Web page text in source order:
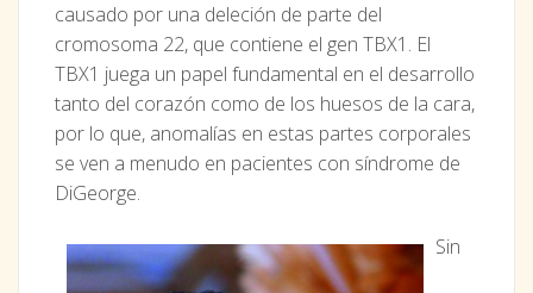
causado por una deleción de parte del
cromosoma 22, que contiene el gen TBX1. El
TBX1 juega un papel fundamental en el desarrollo
tanto del corazón como de los huesos de la cara,
por lo que, anomalías en estas partes corporales
se ven a menudo en pacientes con síndrome de
DiGeorge.
Sin